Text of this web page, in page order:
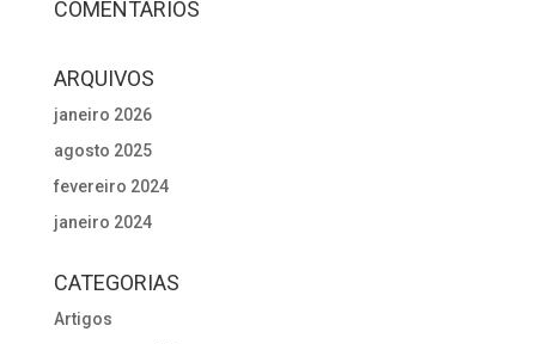
COMENTÁRIOS
ARQUIVOS
janeiro 2026
agosto 2025
fevereiro 2024
janeiro 2024
CATEGORIAS
Artigos